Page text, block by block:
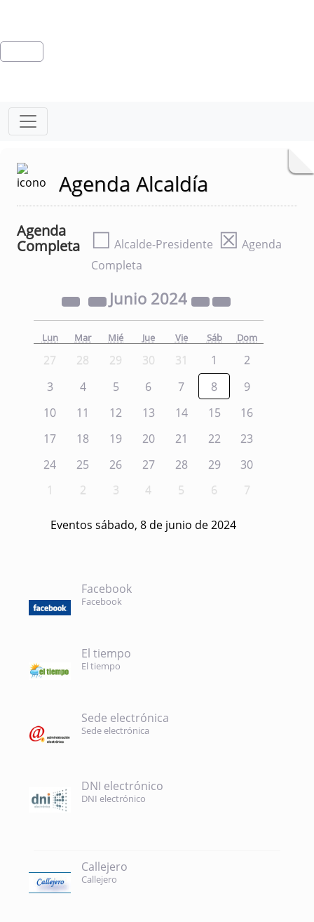
Agenda Alcaldía
Agenda
Completa
☐ Alcalde-Presidente ☒ Agenda
Completa
Junio 2024
Lun Mar Mié Jue Vie Sáb Dom
27 28 29 30 31 1
2
3
4 5 6 7 8
9
10
11 12 13 14 15
16
17
18 19 20 21 22
23
24
25 26 27 28 29
30
1
2 3 4 5 6 7
Eventos sábado, 8 de junio de 2024
Facebook
Facebook
El tiempo
El tiempo
Sede electrónica
Sede electrónica
DNI electrónico
DNI electrónico
Callejero
Callejero